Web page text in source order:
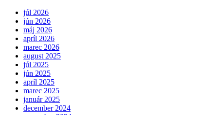
júl 2026
jún 2026
máj 2026
apríl 2026
marec 2026
august 2025
júl 2025
jún 2025
apríl 2025
marec 2025
január 2025
december 2024